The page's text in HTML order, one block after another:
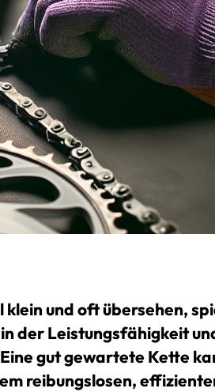
und oft übersehen,
der Leistungsfähigkeit
gut gewartete Kette
reibungslosen,